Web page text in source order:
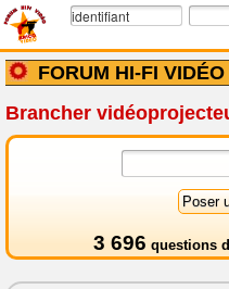
FORUM HI-FI VIDÉO
Brancher
3 696 questions